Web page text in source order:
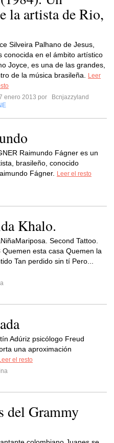
la artista de Rio,
Silveira Palhano de Jesus,
conocida en el ámbito artístico
Joyce, es una de las grandes,
de la música brasileña.
Leer
enero 2013 por
Bcnjazzyland
Raimundo Fágner es un
brasileño, conocido
Fágner.
Leer el resto
Khalo.
Second Tattoo.
esta casa Quemen la
Tan perdido sin tí Pero...
Adúriz psicólogo Freud
una aproximación
el resto
del Grammy